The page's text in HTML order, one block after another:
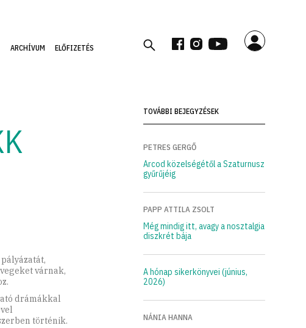
ARCHÍVUM ELŐFIZETÉS
várnak,
drámákkal
történik.
TOVÁBBI BEJEGYZÉSEK
PETRES GERGŐ
Arcod közelségétől a Szaturnusz
gyűrűjéig
PAPP ATTILA ZSOLT
Még mindig itt, avagy a nosztalgia
diszkrét bája
A hónap sikerkönyvei (június,
2026)
NÁNIA HANNA